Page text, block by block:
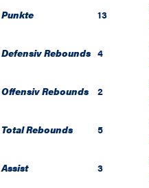
Punkte 13
Defensiv Rebounds 4
Offensiv Rebounds 2
Total Rebounds 5
Assist 3